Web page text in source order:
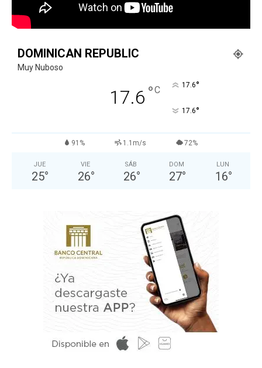
DOMINICAN REPUBLIC
Muy Nuboso
17.6 °C 17.6°
17.6°
91% 1.1m/s 72%
JUE
25°
VIE
26°
SÁB
26°
DOM
27°
LUN
16°